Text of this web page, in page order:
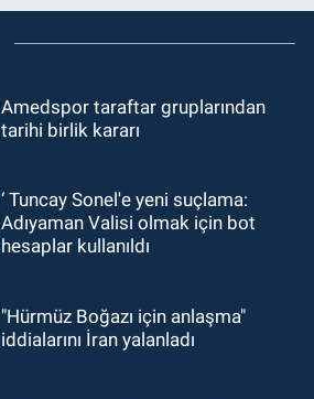
Amedspor taraftar gruplarından
tarihi birlik kararı
‘ Tuncay Sonel'e yeni suçlama:
Adıyaman Valisi olmak için bot
hesaplar kullanıldı
"Hürmüz Boğazı için anlaşma"
iddialarını İran yalanladı